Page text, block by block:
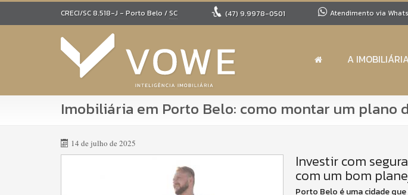
CRECI/SC 8.518-J - Porto Belo /SC (47)9.9978-0501 Atendimento via
A
Imobiliária em Porto Belo: como montar um
14 de julho de 2025
Investir com
com um bom
Porto Belo é uma cidade